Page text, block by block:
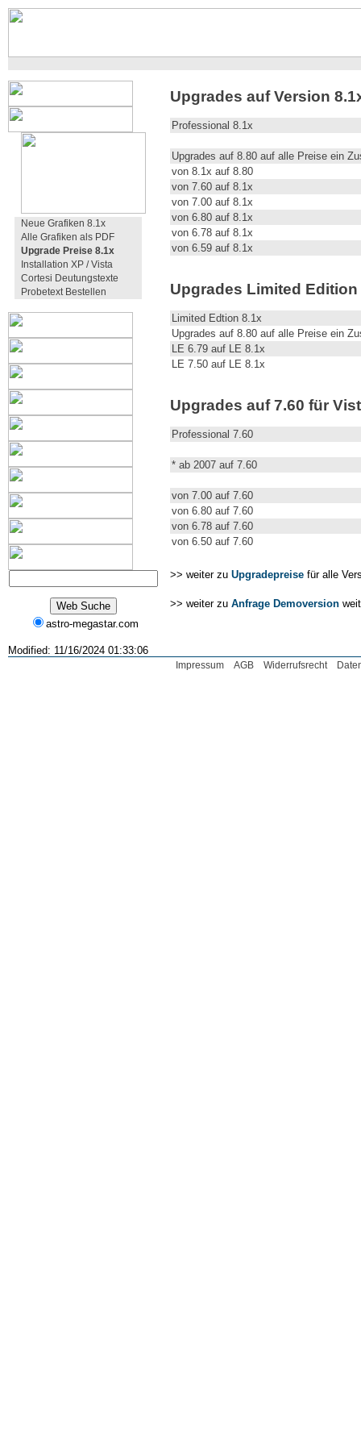
Neue Grafiken 8.1x
Alle Grafiken als PDF
Upgrade Preise 8.1x
Installation XP / Vista
Cortesi Deutungstexte
Probetext Bestellen
astro-megastar.com
Upgrades auf Version
Professional 8.1x
Upgrades auf 8.80 auf alle Preise ein
von 8.1x auf 8.80
von 7.60 auf 8.1x
von 7.00 auf 8.1x
von 6.80 auf 8.1x
von 6.78 auf 8.1x
von 6.59 auf 8.1x
Upgrades Limited
Limited Edtion 8.1x
Upgrades auf 8.80 auf alle Preise ein
LE 6.79 auf LE 8.1x
LE 7.50 auf LE 8.1x
Upgrades auf 7.60 für
Professional 7.60
* ab 2007 auf 7.60
von 7.00 auf 7.60
von 6.80 auf 7.60
von 6.78 auf 7.60
von 6.50 auf 7.60
>> weiter zu Upgradepreise für alle
>> weiter zu Anfrage Demoversion
Modified: 11/16/2024 01:33:06
Impressum AGB Widerrufsrecht